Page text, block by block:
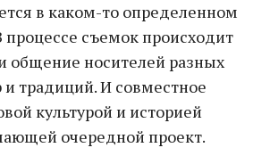
в каком-то определенном
процессе съемок происходит
общение носителей разных
и традиций. И совместное
культурой и историей
очередной проект.